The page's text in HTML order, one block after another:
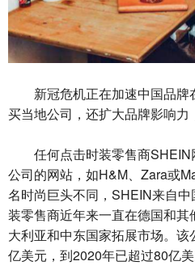
新冠危机正在加速中国品牌
买当地公司，还扩大品牌影响力
任何点击时装零售商SHEIN
公司的网站，如H&M、Zara或
名时尚巨头不同，SHEIN来自
装零售商近年来一直在德国和
大利亚和中东国家拓展市场。
亿美元，到2020年已超过80亿美